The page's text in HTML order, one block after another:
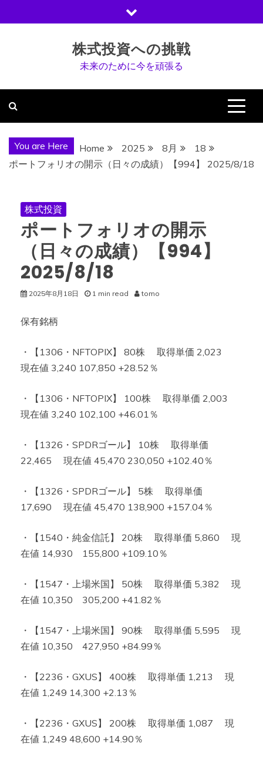
to
株式投資への挑戦
未来のために今を頑張る
You are Here Home 2025 8月
18
ポートフォリオの開示（日々の成績）【994】 2025/8/18
株式投資
ポートフォリオの開示
（日々の成績）【994】
2025/8/18
2025年8月18日 1 min read tomo
保有銘柄
・【1306・NFTOPIX】 80株 取得単価 2,023
現在値 3,240 107,850 +28.52％
・【1306・NFTOPIX】 100株 取得単価 2,003
現在値 3,240 102,100 +46.01％
・【1326・SPDRゴール】 10株 取得単価
22,465 現在値 45,470 230,050 +102.40％
・【1326・SPDRゴール】 5株 取得単価
17,690 現在値 45,470 138,900 +157.04％
・【1540・純金信託】 20株 取得単価 5,860 現
在値 14,930 155,800 +109.10％
・【1547・上場米国】 50株 取得単価 5,382 現
在値 10,350 305,200 +41.82％
・【1547・上場米国】 90株 取得単価 5,595 現
在値 10,350 427,950 +84.99％
・【2236・GXUS】 400株 取得単価 1,213 現
在値 1,249 14,300 +2.13％
・【2236・GXUS】 200株 取得単価 1,087 現
在値 1,249 48,600 +14.90％